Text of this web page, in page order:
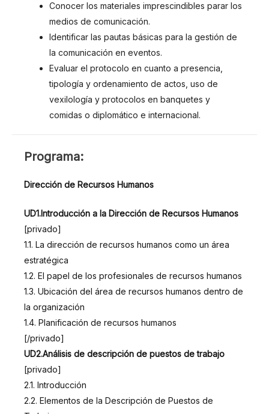
Conocer los materiales imprescindibles parar los
medios de comunicación.
Identificar las pautas básicas para la gestión de
la comunicación en eventos.
Evaluar el protocolo en cuanto a presencia,
tipología y ordenamiento de actos, uso de
vexilología y protocolos en banquetes y
comidas o diplomático e internacional.
Programa:
Dirección de Recursos Humanos
UD1.Introducción a la Dirección de Recursos Humanos
[privado]
1.1. La dirección de recursos humanos como un área
estratégica
1.2. El papel de los profesionales de recursos humanos
1.3. Ubicación del área de recursos humanos dentro de
la organización
1.4. Planificación de recursos humanos
[/privado]
UD2.Análisis de descripción de puestos de trabajo
[privado]
2.1. Introducción
2.2. Elementos de la Descripción de Puestos de